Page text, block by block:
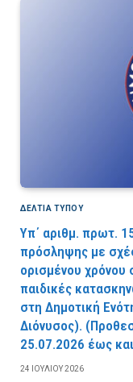
ΔΕΛΤΙΑ ΤΥΠΟΥ
Υπ΄ αριθμ. πρωτ.
πρόσληψης με
ορισμένου χρόνου
παιδικές
στη Δημοτική
Διόνυσος).
25.07.2026 έως
24 ΙΟΥΛΊΟΥ 2026